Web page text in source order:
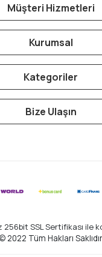
Müşteri Hizmetleri
Kurumsal
Kategoriler
Bize Ulaşın
256bit SSL Sertifikası ile
© 2022 Tüm Hakları Saklıdır